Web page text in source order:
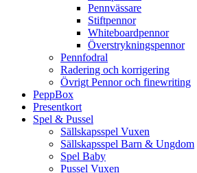
Pennvässare
Stiftpennor
Whiteboardpennor
Överstrykningspennor
Pennfodral
Radering och korrigering
Övrigt Pennor och finewriting
PeppBox
Presentkort
Spel & Pussel
Sällskapsspel Vuxen
Sällskapsspel Barn & Ungdom
Spel Baby
Pussel Vuxen